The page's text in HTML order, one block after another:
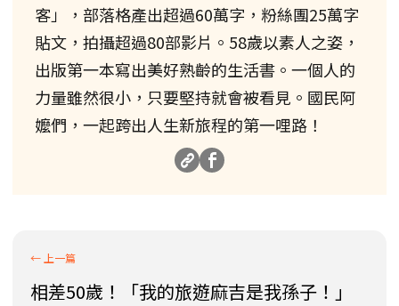
客」，部落格產出超過60萬字，粉絲團25萬字
貼文，拍攝超過80部影片。58歲以素人之姿，
出版第一本寫出美好熟齡的生活書。一個人的
力量雖然很小，只要堅持就會被看見。國民阿
嬤們，一起跨出人生新旅程的第一哩路！
相差50歲！「我的旅遊麻吉是我孫子！」